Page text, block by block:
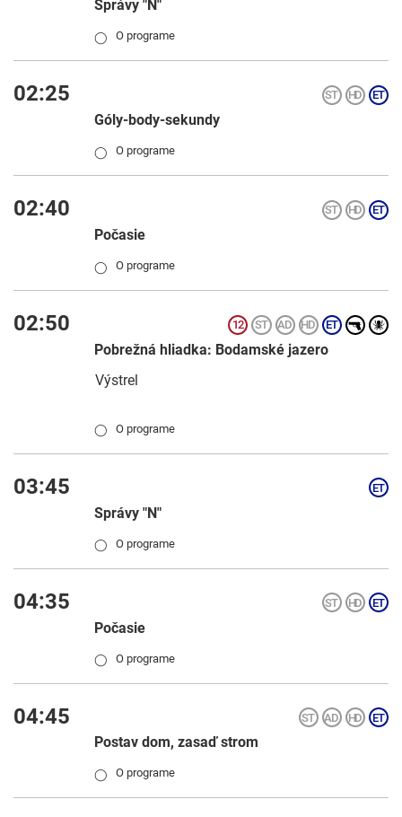
Správy "N"
◯ O programe
02:25
Góly-body-sekundy
◯ O programe
02:40
Počasie
◯ O programe
02:50
Pobrežná hliadka: Bodamské jazero
Výstrel
◯ O programe
03:45
Správy "N"
◯ O programe
04:35
Počasie
◯ O programe
04:45
Postav dom, zasaď strom
◯ O programe